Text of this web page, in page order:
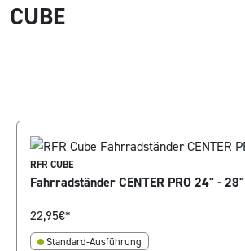
CUBE
RFR CUBE
Fahrradständer CENTER PRO 24" - 28"
22,95€*
Standard-Ausführung